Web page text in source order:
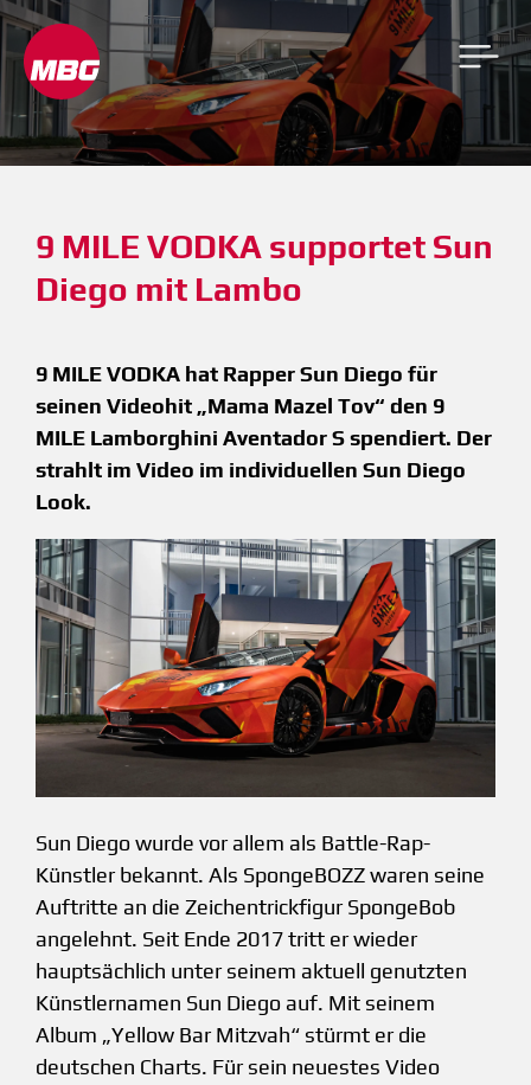
9 MILE VODKA supportet Sun
Diego mit Lambo
9 MILE VODKA hat Rapper Sun Diego für
seinen Videohit „Mama Mazel Tov“ den 9
MILE Lamborghini Aventador S spendiert. Der
strahlt im Video im individuellen Sun Diego
Look.
Sun Diego wurde vor allem als Battle-Rap-
Künstler bekannt. Als SpongeBOZZ waren seine
Auftritte an die Zeichentrickfigur SpongeBob
angelehnt. Seit Ende 2017 tritt er wieder
hauptsächlich unter seinem aktuell genutzten
Künstlernamen Sun Diego auf. Mit seinem
Album „Yellow Bar Mitzvah“ stürmt er die
deutschen Charts. Für sein neuestes Video